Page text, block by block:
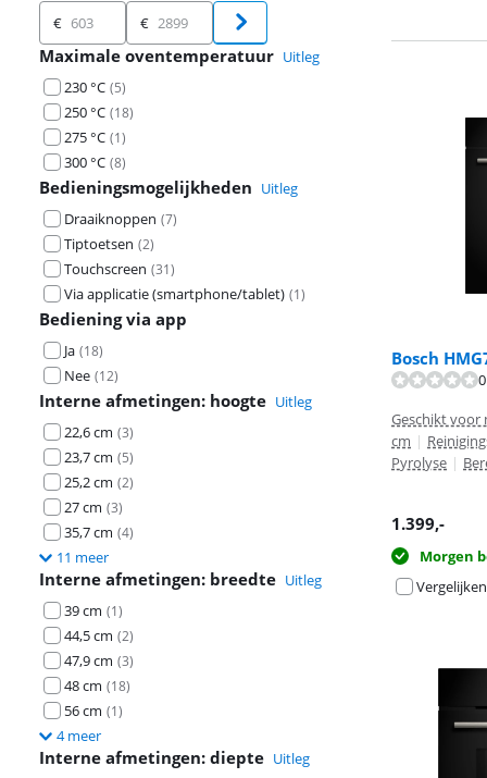
Prijs
€ €
Maximale oventemperatuur Uitleg
230 °C (5)
250 °C (18)
275 °C (1)
300 °C (8)
Bedieningsmogelijkheden Uitleg
Draaiknoppen (7)
Tiptoetsen (2)
Touchscreen (31)
Via applicatie (smartphone/tablet) (1)
Bediening via app
Ja (18)
Nee (12)
Interne afmetingen: hoogte Uitleg
22,6 cm (3)
23,7 cm (5)
25,2 cm (2)
27 cm (3)
35,7 cm (4)
11 meer
Interne afmetingen: breedte Uitleg
39 cm (1)
44,5 cm (2)
47,9 cm (3)
48 cm (18)
56 cm (1)
4 meer
Interne afmetingen: diepte Uitleg
Bosch
Geschikt voor
cm |
Pyrolyse |
1.399,-
Morgen
Vergelijken
Beoordeling is
Beoordeling is